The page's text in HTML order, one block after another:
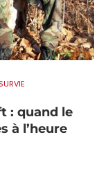
SURVIE
: quand le
à l’heure